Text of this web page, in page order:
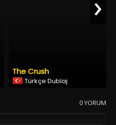
The Crush
Türkçe Dublaj
0 YORUM